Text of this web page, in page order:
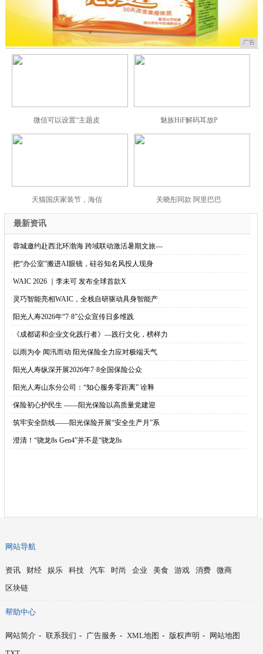
广告
微信可以设置“主题皮 魅族HiF解码耳放P
天猫国庆家装节，海信 关晓彤同款 阿里巴巴
最新资讯
·蓉城邀约赴西北环渤海 跨域联动激活暑期文旅—
·把“办公室”搬进AI眼镜，硅谷知名风投人现身
·WAIC 2026 ｜李未可 发布全球首款X
·灵巧智能亮相WAIC，全栈自研驱动具身智能产
·阳光人寿2026年“7·8”公众宣传日多维践
· 《成都诺和企业文化践行者》—践行文化，榜样力
· 以雨为令 闻汛而动 阳光保险全力应对极端天气
·阳光人寿纵深开展2026年7·8全国保险公众
·阳光人寿山东分公司：“知心服务零距离” 诠释
·保险初心护民生 ——阳光保险以高质量党建迎
·筑牢安全防线——阳光保险开展“安全生产月”系
·澄清！“骁龙8s Gen4”并不是“骁龙8s
网站导航
资讯 财经 娱乐 科技 汽车 时尚 企业 美食 游戏 消费
微商
区块链
帮助中心
网站简介 - 联系我们 - 广告服务 - XML地图 - 版权声明 -
网站地图